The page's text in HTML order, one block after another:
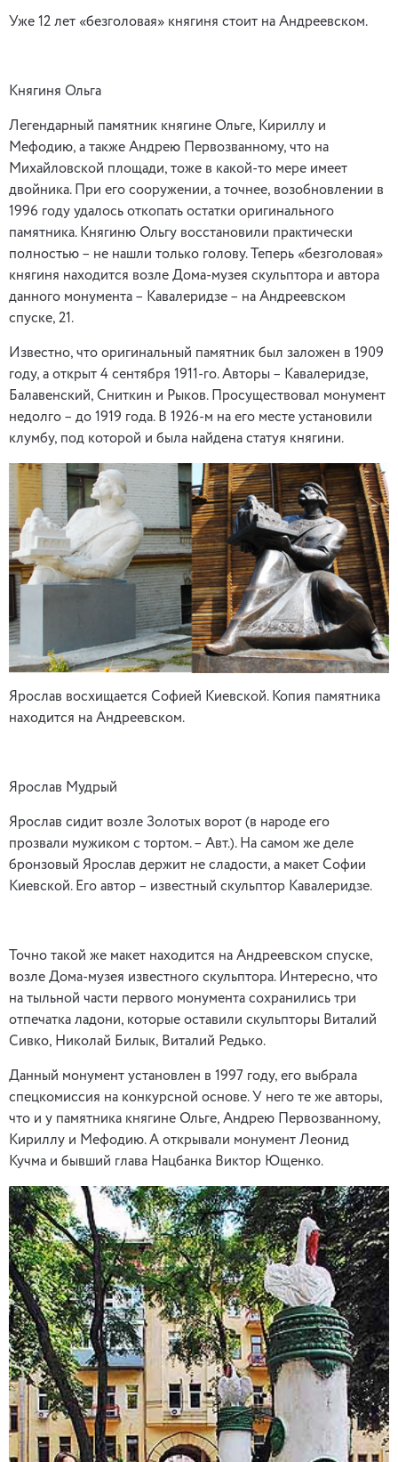
Уже 12 лет «безголовая» княгиня стоит на Андреевском.
Княгиня Ольга
Легендарный памятник княгине Ольге, Кириллу и
Мефодию, а также Андрею Первозванному, что на
Михайловской площади, тоже в какой-то мере имеет
двойника. При его сооружении, а точнее, возобновлении в
1996 году удалось откопать остатки оригинального
памятника. Княгиню Ольгу восстановили практически
полностью – не нашли только голову. Теперь «безголовая»
княгиня находится возле Дома-музея скульптора и автора
данного монумента – Кавалеридзе – на Андреевском
спуске, 21.
Известно, что оригинальный памятник был заложен в 1909
году, а открыт 4 сентября 1911-го. Авторы – Кавалеридзе,
Балавенский, Сниткин и Рыков. Просуществовал монумент
недолго – до 1919 года. В 1926-м на его месте установили
клумбу, под которой и была найдена статуя княгини.
Ярослав восхищается Софией Киевской. Копия памятника
находится на Андреевском.
Ярослав Мудрый
Ярослав сидит возле Золотых ворот (в народе его
прозвали мужиком с тортом. – Авт.). На самом же деле
бронзовый Ярослав держит не сладости, а макет Софии
Киевской. Его автор – известный скульптор Кавалеридзе.
Точно такой же макет находится на Андреевском спуске,
возле Дома-музея известного скульптора. Интересно, что
на тыльной части первого монумента сохранились три
отпечатка ладони, которые оставили скульпторы Виталий
Сивко, Николай Билык, Виталий Редько.
Данный монумент установлен в 1997 году, его выбрала
спецкомиссия на конкурсной основе. У него те же авторы,
что и у памятника княгине Ольге, Андрею Первозванному,
Кириллу и Мефодию. А открывали монумент Леонид
Кучма и бывший глава Нацбанка Виктор Ющенко.